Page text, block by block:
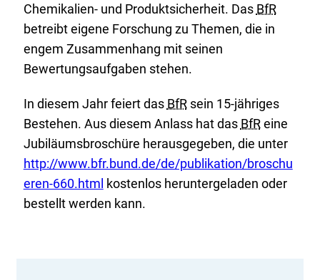
Chemikalien- und Produktsicherheit. Das BfR
betreibt eigene Forschung zu Themen, die in
engem Zusammenhang mit seinen
Bewertungsaufgaben stehen.
In diesem Jahr feiert das BfRsein 15-jähriges
Bestehen. Aus diesem Anlass hat das BfReine
Jubiläumsbroschüre herausgegeben, die unterE
x
t
http://www.bfr.bund.de/de/publikation/broschu
eren-660.html kostenlos heruntergeladen oder
bestellt werden kann.